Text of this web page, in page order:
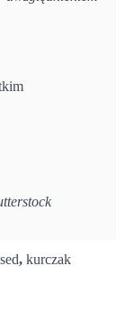
, kurczak